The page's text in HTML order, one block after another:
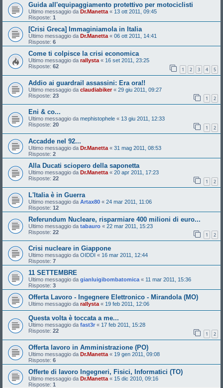
Guida all'equipaggiamento protettivo per motociclisti
Ultimo messaggio da Dr.Manetta « 13 ott 2011, 09:45
Risposte: 1
[Crisi Greca] Immaginiamola in Italia
Ultimo messaggio da Dr.Manetta « 06 ott 2011, 14:41
Risposte: 6
Come ti colpisce la crisi economica
Ultimo messaggio da rallysta « 16 set 2011, 23:25
Risposte: 62 1 2 3 4 5
Addio ai guardrail assassini: Era ora!!
Ultimo messaggio da claudiabiker« 29 giu 2011, 09:27
Risposte: 23 1 2
Eni & co...
Ultimo messaggio da mephistophele « 13 giu 2011, 12:33
Risposte: 20 1 2
Accadde nel 92...
Ultimo messaggio da Dr.Manetta « 31 mag 2011, 08:53
Risposte: 2
Alla Ducati sciopero della saponetta
Ultimo messaggio da Dr.Manetta « 20 apr 2011, 17:23
Risposte: 22 1 2
L'Italia è in Guerra
Ultimo messaggio da Artax80 « 24 mar 2011, 11:06
Risposte: 12
Referundum Nucleare, risparmiare 400 milioni di euro...
Ultimo messaggio da tabauro « 22 mar 2011, 15:23
Risposte: 22 1 2
Crisi nucleare in Giappone
Ultimo messaggio da OIDDI « 16 mar 2011, 12:44
Risposte: 7
11 SETTEMBRE
Ultimo messaggio da gianluigibombatomica « 11 mar 2011, 15:36
Risposte: 3
Offerta Lavoro - Ingegnere Elettronico - Mirandola (MO)
Ultimo messaggio da rallysta « 19 feb 2011, 12:06
Questa volta è toccata a me...
Ultimo messaggio da fast3r « 17 feb 2011, 15:28
Risposte: 22 1 2
Offerta lavoro in Amministrazione (PO)
Ultimo messaggio da Dr.Manetta « 19 gen 2011, 09:08
Risposte: 6
Offerte di lavoro Ingegneri, Fisici, Informatici (TO)
Ultimo messaggio da Dr.Manetta « 15 dic 2010, 09:16
Risposte: 1